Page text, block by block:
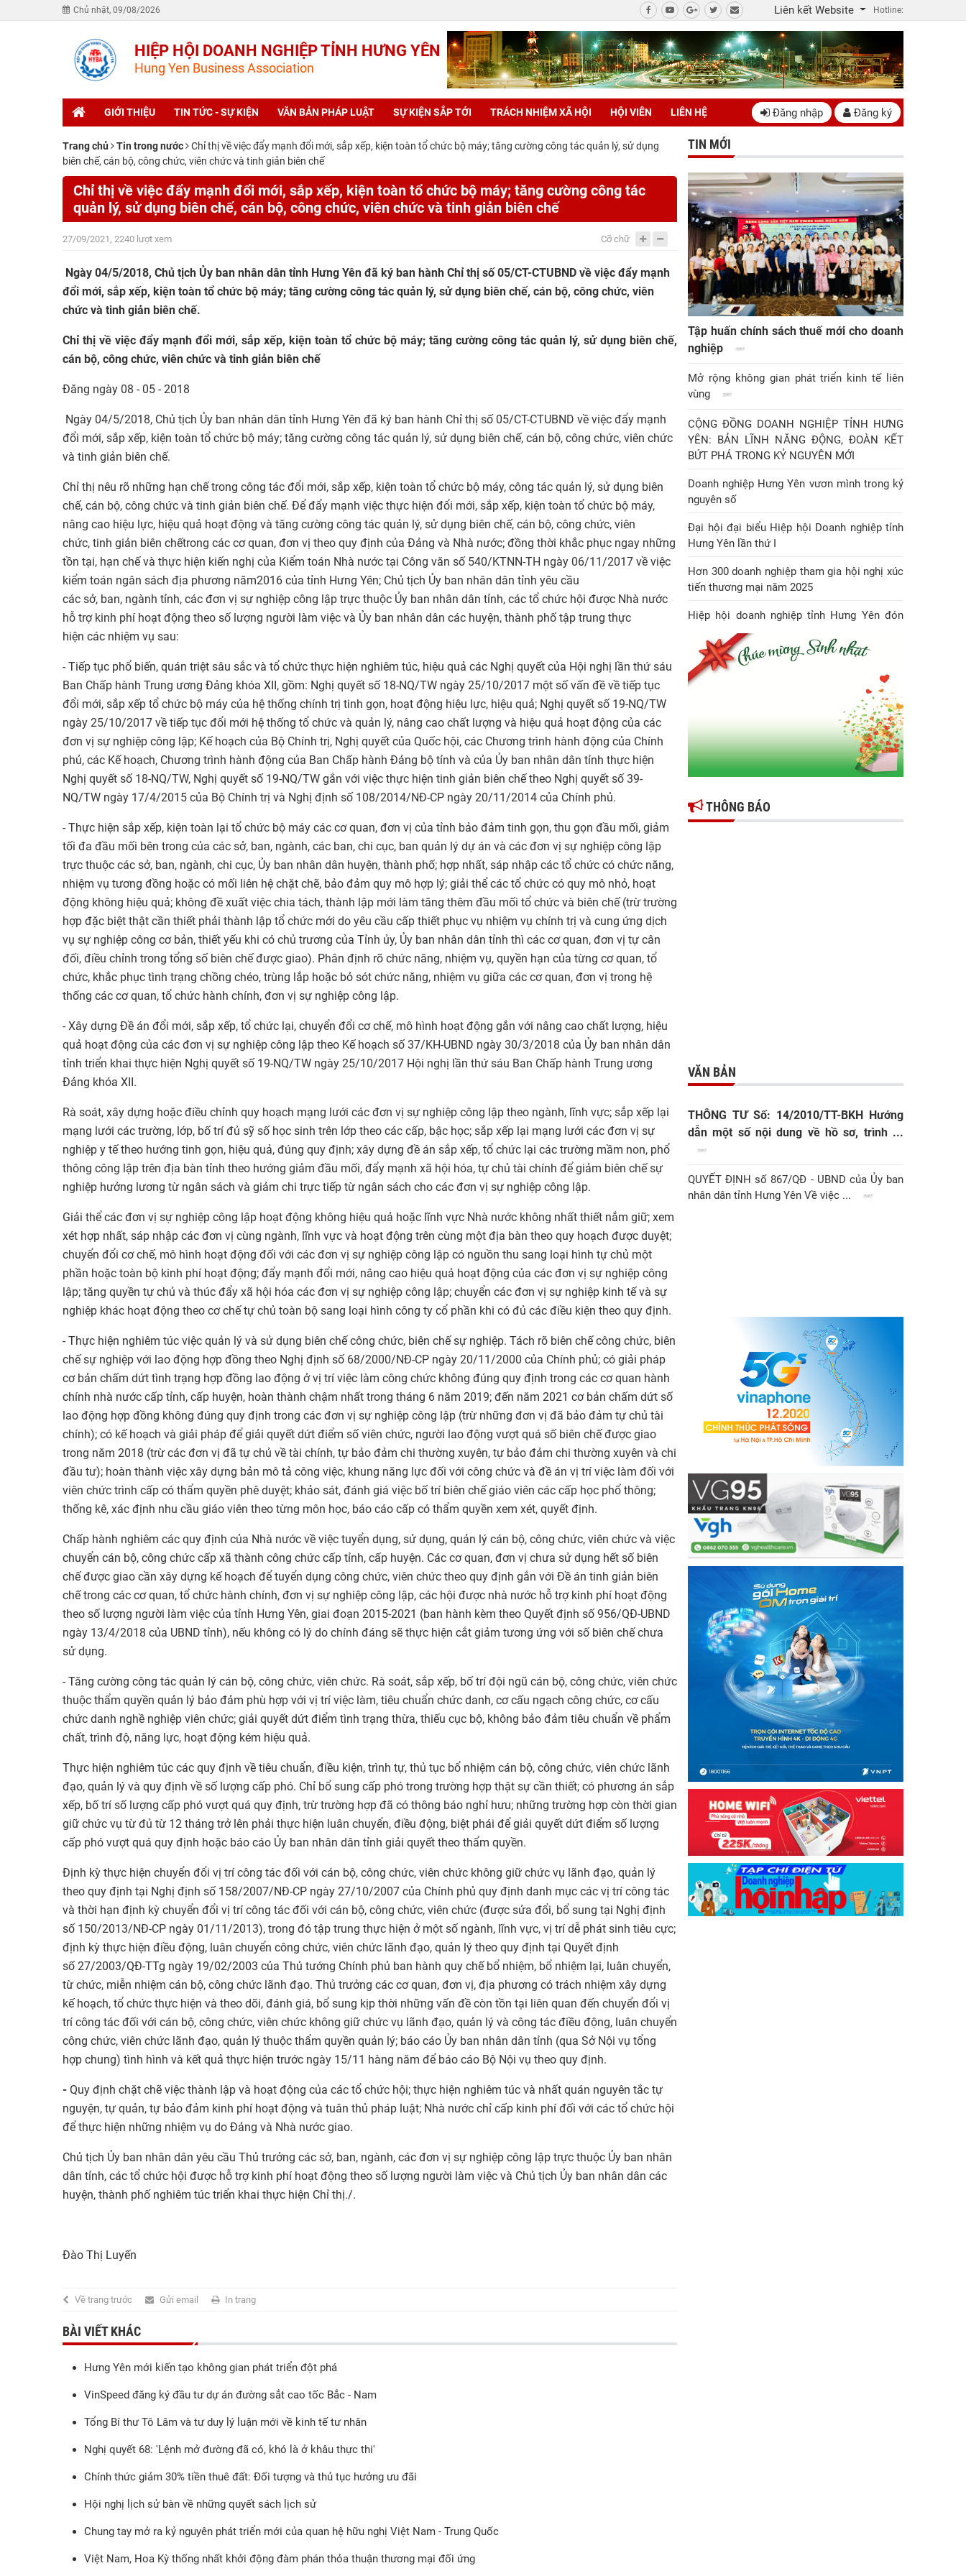
Chủ nhật, 09/08/2026 Liên kết Website Hotline:
HIỆP HỘI DOANH NGHIỆP TỈNH HƯNG YÊN
Hung Yen Business Association
GIỚI THIỆU TIN TỨC - SỰ KIỆN VĂN BẢN PHÁP LUẬT SỰ KIỆN SẮP TỚI TRÁCH NHIỆM XÃ HỘI HỘI VIÊN LIÊN HỆ Đăng nhập Đăng ký
Trang chủ Tin trong nước
Chỉ thị về việc đẩy mạnh đổi mới, sắp xếp, kiện toàn tổ chức bộ máy; tăng cường công tác quản lý, sử dụng
biên chế, cán bộ, công chức, viên chức và tinh giản biên chế
Chỉ thị về việc đẩy mạnh đổi mới, sắp xếp, kiện toàn tổ chức bộ máy; tăng cường công tác
quản lý, sử dụng biên chế, cán bộ, công chức, viên chức và tinh giản biên chế
27/09/2021, 2240 lượt xem Cỡ chữ
Ngày 04/5/2018, Chủ tịch Ủy ban nhân dân tỉnh Hưng Yên đã ký ban hành Chỉ thị số 05/CT-CTUBND về việc đẩy mạnh
đổi mới, sắp xếp, kiện toàn tổ chức bộ máy; tăng cường công tác quản lý, sử dụng biên chế, cán bộ, công chức, viên
chức và tinh giản biên chế.
Chỉ thị về việc đẩy mạnh đổi mới, sắp xếp, kiện toàn tổ chức bộ máy; tăng cường công tác quản lý, sử dụng biên chế,
cán bộ, công chức, viên chức và tinh giản biên chế
Đăng ngày 08 - 05 - 2018
Ngày 04/5/2018, Chủ tịch Ủy ban nhân dân tỉnh Hưng Yên đã ký ban hành Chỉ thị số 05/CT-CTUBND về việc đẩy mạnh
đổi mới, sắp xếp, kiện toàn tổ chức bộ máy; tăng cường công tác quản lý, sử dụng biên chế, cán bộ, công chức, viên chức
và tinh giản biên chế.
Chỉ thị nêu rõ những hạn chế trong công tác đổi mới, sắp xếp, kiện toàn tổ chức bộ máy, công tác quản lý, sử dụng biên
chế, cán bộ, công chức và tinh giản biên chế. Để đẩy mạnh việc thực hiện đổi mới, sắp xếp, kiện toàn tổ chức bộ máy,
nâng cao hiệu lực, hiệu quả hoạt động và tăng cường công tác quản lý, sử dụng biên chế, cán bộ, công chức, viên
chức, tinh giản biên chếtrong các cơ quan, đơn vị theo quy định của Đảng và Nhà nước; đồng thời khắc phục ngay những
tồn tại, hạn chế và thực hiện kiến nghị của Kiểm toán Nhà nước tại Công văn số 540/KTNN-TH ngày 06/11/2017 về việc
kiểm toán ngân sách địa phương năm2016 của tỉnh Hưng Yên; Chủ tịch Ủy ban nhân dân tỉnh yêu cầu
các sở, ban, ngành tỉnh, các đơn vị sự nghiệp công lập trực thuộc Ủy ban nhân dân tỉnh, các tổ chức hội được Nhà nước
hỗ trợ kinh phí hoạt động theo số lượng người làm việc và Ủy ban nhân dân các huyện, thành phố tập trung thực
hiện các nhiệm vụ sau:
- Tiếp tục phổ biến, quán triệt sâu sắc và tổ chức thực hiện nghiêm túc, hiệu quả các Nghị quyết của Hội nghị lần thứ sáu
Ban Chấp hành Trung ương Đảng khóa XII, gồm: Nghị quyết số 18-NQ/TW ngày 25/10/2017 một số vấn đề về tiếp tục
đổi mới, sắp xếp tổ chức bộ máy của hệ thống chính trị tinh gọn, hoạt động hiệu lực, hiệu quả; Nghị quyết số 19-NQ/TW
ngày 25/10/2017 về tiếp tục đổi mới hệ thống tổ chức và quản lý, nâng cao chất lượng và hiệu quả hoạt động của các
đơn vị sự nghiệp công lập; Kế hoạch của Bộ Chính trị, Nghị quyết của Quốc hội, các Chương trình hành động của Chính
phủ, các Kế hoạch, Chương trình hành động của Ban Chấp hành Đảng bộ tỉnh và của Ủy ban nhân dân tỉnh thực hiện
Nghị quyết số 18-NQ/TW, Nghị quyết số 19-NQ/TW gắn với việc thực hiện tinh giản biên chế theo Nghị quyết số 39-
NQ/TW ngày 17/4/2015 của Bộ Chính trị và Nghị định số 108/2014/NĐ-CP ngày 20/11/2014 của Chính phủ.
- Thực hiện sắp xếp, kiện toàn lại tổ chức bộ máy các cơ quan, đơn vị của tỉnh bảo đảm tinh gọn, thu gọn đầu mối, giảm
tối đa đầu mối bên trong của các sở, ban, ngành, các ban, chi cục, ban quản lý dự án và các đơn vị sự nghiệp công lập
trực thuộc các sở, ban, ngành, chi cục, Ủy ban nhân dân huyện, thành phố; hợp nhất, sáp nhập các tổ chức có chức năng,
nhiệm vụ tương đồng hoặc có mối liên hệ chặt chẽ, bảo đảm quy mô hợp lý; giải thể các tổ chức có quy mô nhỏ, hoạt
động không hiệu quả; không đề xuất việc chia tách, thành lập mới làm tăng thêm đầu mối tổ chức và biên chế (trừ trường
hợp đặc biệt thật cần thiết phải thành lập tổ chức mới do yêu cầu cấp thiết phục vụ nhiệm vụ chính trị và cung ứng dịch
vụ sự nghiệp công cơ bản, thiết yếu khi có chủ trương của Tỉnh ủy, Ủy ban nhân dân tỉnh thì các cơ quan, đơn vị tự cân
đối, điều chỉnh trong tổng số biên chế được giao). Phân định rõ chức năng, nhiệm vụ, quyền hạn của từng cơ quan, tổ
chức, khắc phục tình trạng chồng chéo, trùng lắp hoặc bỏ sót chức năng, nhiệm vụ giữa các cơ quan, đơn vị trong hệ
thống các cơ quan, tổ chức hành chính, đơn vị sự nghiệp công lập.
- Xây dựng Đề án đổi mới, sắp xếp, tổ chức lại, chuyển đổi cơ chế, mô hình hoạt động gắn với nâng cao chất lượng, hiệu
quả hoạt động của các đơn vị sự nghiệp công lập theo Kế hoạch số 37/KH-UBND ngày 30/3/2018 của Ủy ban nhân dân
tỉnh triển khai thực hiện Nghị quyết số 19-NQ/TW ngày 25/10/2017 Hội nghị lần thứ sáu Ban Chấp hành Trung ương
Đảng khóa XII.
Rà soát, xây dựng hoặc điều chỉnh quy hoạch mạng lưới các đơn vị sự nghiệp công lập theo ngành, lĩnh vực; sắp xếp lại
mạng lưới các trường, lớp, bố trí đủ sỹ số học sinh trên lớp theo các cấp, bậc học; sắp xếp lại mạng lưới các đơn vị sự
nghiệp y tế theo hướng tinh gọn, hiệu quả, đúng quy định; xây dựng đề án sắp xếp, tổ chức lại các trường mầm non, phổ
thông công lập trên địa bàn tỉnh theo hướng giảm đầu mối, đẩy mạnh xã hội hóa, tự chủ tài chính để giảm biên chế sự
nghiệp hưởng lương từ ngân sách và giảm chi trực tiếp từ ngân sách cho các đơn vị sự nghiệp công lập.
Giải thể các đơn vị sự nghiệp công lập hoạt động không hiệu quả hoặc lĩnh vực Nhà nước không nhất thiết nắm giữ; xem
xét hợp nhất, sáp nhập các đơn vị cùng ngành, lĩnh vực và hoạt động trên cùng một địa bàn theo quy hoạch được duyệt;
chuyển đổi cơ chế, mô hình hoạt động đối với các đơn vị sự nghiệp công lập có nguồn thu sang loại hình tự chủ một
phần hoặc toàn bộ kinh phí hoạt động; đẩy mạnh đổi mới, nâng cao hiệu quả hoạt động của các đơn vị sự nghiệp công
lập; tăng quyền tự chủ và thúc đẩy xã hội hóa các đơn vị sự nghiệp công lập; chuyển các đơn vị sự nghiệp kinh tế và sự
nghiệp khác hoạt động theo cơ chế tự chủ toàn bộ sang loại hình công ty cổ phần khi có đủ các điều kiện theo quy định.
- Thực hiện nghiêm túc việc quản lý và sử dụng biên chế công chức, biên chế sự nghiệp. Tách rõ biên chế công chức, biên
chế sự nghiệp với lao động hợp đồng theo Nghị định số 68/2000/NĐ-CP ngày 20/11/2000 của Chính phủ; có giải pháp
cơ bản chấm dứt tình trạng hợp đồng lao động ở vị trí việc làm công chức không đúng quy định trong các cơ quan hành
chính nhà nước cấp tỉnh, cấp huyện, hoàn thành chậm nhất trong tháng 6 năm 2019; đến năm 2021 cơ bản chấm dứt số
lao động hợp đồng không đúng quy định trong các đơn vị sự nghiệp công lập (trừ những đơn vị đã bảo đảm tự chủ tài
chính); có kế hoạch và giải pháp để giải quyết dứt điểm số viên chức, người lao động vượt quá số biên chế được giao
trong năm 2018 (trừ các đơn vị đã tự chủ về tài chính, tự bảo đảm chi thường xuyên, tự bảo đảm chi thường xuyên và chi
đầu tư); hoàn thành việc xây dựng bản mô tả công việc, khung năng lực đối với công chức và đề án vị trí việc làm đối với
viên chức trình cấp có thẩm quyền phê duyệt; khảo sát, đánh giá việc bố trí biên chế giáo viên các cấp học phổ thông;
thống kê, xác định nhu cầu giáo viên theo từng môn học, báo cáo cấp có thẩm quyền xem xét, quyết định.
Chấp hành nghiêm các quy định của Nhà nước về việc tuyển dụng, sử dụng, quản lý cán bộ, công chức, viên chức và việc
chuyển cán bộ, công chức cấp xã thành công chức cấp tỉnh, cấp huyện. Các cơ quan, đơn vị chưa sử dụng hết số biên
chế được giao cần xây dựng kế hoạch để tuyển dụng công chức, viên chức theo quy định gắn với Đề án tinh giản biên
chế trong các cơ quan, tổ chức hành chính, đơn vị sự nghiệp công lập, các hội được nhà nước hỗ trợ kinh phí hoạt động
theo số lượng người làm việc của tỉnh Hưng Yên, giai đoạn 2015-2021 (ban hành kèm theo Quyết định số 956/QĐ-UBND
ngày 13/4/2018 của UBND tỉnh), nếu không có lý do chính đáng sẽ thực hiện cắt giảm tương ứng với số biên chế chưa
sử dụng.
- Tăng cường công tác quản lý cán bộ, công chức, viên chức. Rà soát, sắp xếp, bố trí đội ngũ cán bộ, công chức, viên chức
thuộc thẩm quyền quản lý bảo đảm phù hợp với vị trí việc làm, tiêu chuẩn chức danh, cơ cấu ngạch công chức, cơ cấu
chức danh nghề nghiệp viên chức; giải quyết dứt điểm tình trạng thừa, thiếu cục bộ, không bảo đảm tiêu chuẩn về phẩm
chất, trình độ, năng lực, hoạt động kém hiệu quả.
Thực hiện nghiêm túc các quy định về tiêu chuẩn, điều kiện, trình tự, thủ tục bổ nhiệm cán bộ, công chức, viên chức lãnh
đạo, quản lý và quy định về số lượng cấp phó. Chỉ bổ sung cấp phó trong trường hợp thật sự cần thiết; có phương án sắp
xếp, bố trí số lượng cấp phó vượt quá quy định, trừ trường hợp đã có thông báo nghỉ hưu; những trường hợp còn thời gian
giữ chức vụ từ đủ từ 12 tháng trở lên phải thực hiện luân chuyển, điều động, biệt phái để giải quyết dứt điểm số lượng
cấp phó vượt quá quy định hoặc báo cáo Ủy ban nhân dân tỉnh giải quyết theo thẩm quyền.
Định kỳ thực hiện chuyển đổi vị trí công tác đối với cán bộ, công chức, viên chức không giữ chức vụ lãnh đạo, quản lý
theo quy định tại Nghị định số 158/2007/NĐ-CP ngày 27/10/2007 của Chính phủ quy định danh mục các vị trí công tác
và thời hạn định kỳ chuyển đổi vị trí công tác đối với cán bộ, công chức, viên chức (được sửa đổi, bổ sung tại Nghị định
số 150/2013/NĐ-CP ngày 01/11/2013), trong đó tập trung thực hiện ở một số ngành, lĩnh vực, vị trí dễ phát sinh tiêu cực;
định kỳ thực hiện điều động, luân chuyển công chức, viên chức lãnh đạo, quản lý theo quy định tại Quyết định
số 27/2003/QĐ-TTg ngày 19/02/2003 của Thủ tướng Chính phủ ban hành quy chế bổ nhiệm, bổ nhiệm lại, luân chuyển,
từ chức, miễn nhiệm cán bộ, công chức lãnh đạo. Thủ trưởng các cơ quan, đơn vị, địa phương có trách nhiệm xây dựng
kế hoạch, tổ chức thực hiện và theo dõi, đánh giá, bổ sung kịp thời những vấn đề còn tồn tại liên quan đến chuyển đổi vị
trí công tác đối với cán bộ, công chức, viên chức không giữ chức vụ lãnh đạo, quản lý và công tác điều động, luân chuyển
công chức, viên chức lãnh đạo, quản lý thuộc thẩm quyền quản lý; báo cáo Ủy ban nhân dân tỉnh (qua Sở Nội vụ tổng
hợp chung) tình hình và kết quả thực hiện trước ngày 15/11 hàng năm để báo cáo Bộ Nội vụ theo quy định.
- Quy định chặt chẽ việc thành lập và hoạt động của các tổ chức hội; thực hiện nghiêm túc và nhất quán nguyên tắc tự
nguyện, tự quản, tự bảo đảm kinh phí hoạt động và tuân thủ pháp luật; Nhà nước chỉ cấp kinh phí đối với các tổ chức hội
để thực hiện những nhiệm vụ do Đảng và Nhà nước giao.
Chủ tịch Ủy ban nhân dân yêu cầu Thủ trưởng các sở, ban, ngành, các đơn vị sự nghiệp công lập trực thuộc Ủy ban nhân
dân tỉnh, các tổ chức hội được hỗ trợ kinh phí hoạt động theo số lượng người làm việc và Chủ tịch Ủy ban nhân dân các
huyện, thành phố nghiêm túc triển khai thực hiện Chỉ thị./.
Đào Thị Luyến
Về trang trước Gửi email In trang
BÀI VIẾT KHÁC
Hưng Yên mới kiến tạo không gian phát triển đột phá
VinSpeed đăng ký đầu tư dự án đường sắt cao tốc Bắc - Nam
Tổng Bí thư Tô Lâm và tư duy lý luận mới về kinh tế tư nhân
Nghị quyết 68: 'Lệnh mở đường đã có, khó là ở khâu thực thi'
Chính thức giảm 30% tiền thuê đất: Đối tượng và thủ tục hưởng ưu đãi
Hội nghị lịch sử bàn về những quyết sách lịch sử
Chung tay mở ra kỷ nguyên phát triển mới của quan hệ hữu nghị Việt Nam - Trung Quốc
Việt Nam, Hoa Kỳ thống nhất khởi động đàm phán thỏa thuận thương mại đối ứng
TIN MỚI
Tập huấn chính sách thuế mới cho doanh
nghiệp
Mở rộng không gian phát triển kinh tế liên
vùng
CỘNG ĐỒNG DOANH NGHIỆP TỈNH HƯNG
YÊN: BẢN LĨNH NĂNG ĐỘNG, ĐOÀN KẾT
BỨT PHÁ TRONG KỶ NGUYÊN MỚI
Doanh nghiệp Hưng Yên vươn mình trong kỷ
nguyên số
Đại hội đại biểu Hiệp hội Doanh nghiệp tỉnh
Hưng Yên lần thứ I
Hơn 300 doanh nghiệp tham gia hội nghị xúc
tiến thương mại năm 2025
Hiệp hội doanh nghiệp tỉnh Hưng Yên đón
Huân chương Lao động hạng Nhì
Gợi mở giải pháp để thúc đẩy doanh nghiệp
tỉnh Hưng Yên phát triển
Ông Đỗ Văn Vẻ là Chủ tịch Hiệp hội Doanh
Hiệp hội doanh nghiệp tỉnh Hưng Yên: Cập
nhật chính sách thuế mới và phòng ngừa rủi
ro thuế cho doanh nghiệp
THÔNG BÁO
VĂN BẢN
THÔNG TƯ Số: 14/2010/TT-BKH Hướng
dẫn một số nội dung về hồ sơ, trình ...
QUYẾT ĐỊNH số 867/QĐ - UBND của Ủy ban
nhân dân tỉnh Hưng Yên Về việc ...